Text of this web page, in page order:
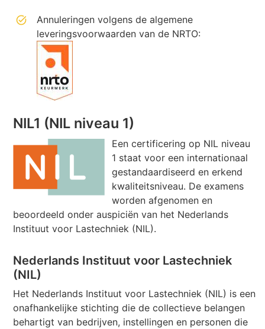
Annuleringen volgens de algemene
leveringsvoorwaarden van de NRTO:
NIL1 (NIL niveau 1)
Een certificering op NIL niveau
1 staat voor een internationaal
gestandaardiseerd en erkend
kwaliteitsniveau. De examens
worden afgenomen en
beoordeeld onder auspiciën van het Nederlands
Instituut voor Lastechniek (NIL).
Nederlands Instituut voor Lastechniek
(NIL)
Het Nederlands Instituut voor Lastechniek (NIL) is een
onafhankelijke stichting die de collectieve belangen
behartigt van bedrijven, instellingen en personen die